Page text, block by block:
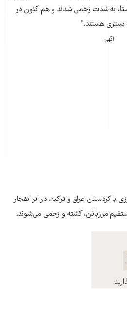
به شدت زخمی شدند و هم‌اکنون در
بستری هستند."
آگهی
با کردستان عراق و ترکیه، در اثر انفجار
مرزبانان، کشته و زخمی می‌شوند.